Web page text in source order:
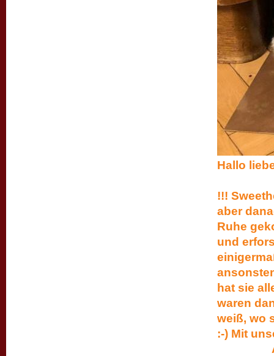
!!!
aber
Ruhe
und
hat sie
waren
weiß, wo
:-) Mit
Alles